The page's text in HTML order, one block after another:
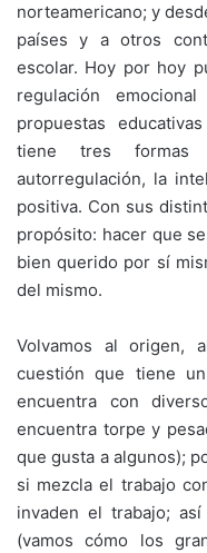
norteamericano; y
países y a otros
escolar. Hoy por hoy
regulación
propuestas
tiene tres formas
autorregulación, la
positiva. Con sus
propósito: hacer que
bien querido por sí
del mismo.
Volvamos al origen,
cuestión que tiene
encuentra con
encuentra torpe y
que gusta a algunos);
si mezcla el trabajo
invaden el trabajo;
(vamos cómo los